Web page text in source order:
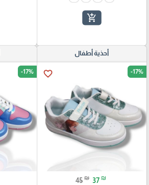
add_shopping_cart
أحذية أطفال
favorite_border -17%
45 ₪ 37 ₪
-17%